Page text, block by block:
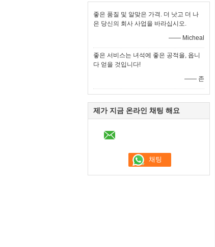
좋은 품질 및 알맞은 가격. 더 낫고 더 나
은 당신의 회사 사업을 바라십시오.
—— Micheal
좋은 서비스는 녀석에 좋은 공적을, 옵니
다 얻을 것입니다!
—— 존
제가 지금 온라인 채팅 해요